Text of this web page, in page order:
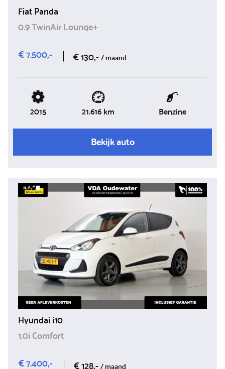
Fiat Panda
0.9 TwinAir Lounge+
€ 7.500,-
€ 130,-/ maand
2015 21.616 km Benzine
Bekijk auto
Hyundai i10
1.0i Comfort
€ 7.400,-
€ 128,-/ maand